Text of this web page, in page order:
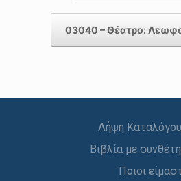
03040 – Θέατρο:
Λήψη
Βιβλία με
Ποιοι